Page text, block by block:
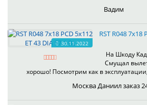
Вадим
30.11.2022
RST R048 7x18
На Шкоду
Смущал
хорошо! Посмотрим как в
Москва Даниил заказ